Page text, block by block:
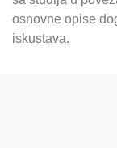
osnovne opise
iskustava.